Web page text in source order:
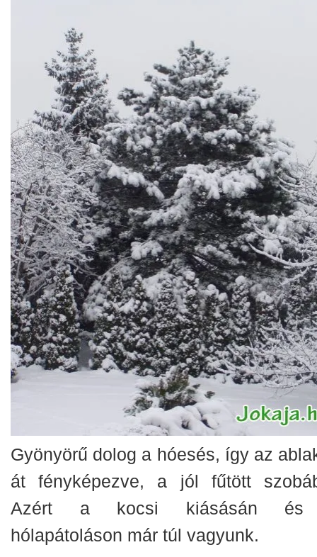
Gyönyörű dolog a hóesés, így az
át fényképezve, a jól fűtött
Azért a kocsi kiásásán
hólapátoláson már túl vagyunk.